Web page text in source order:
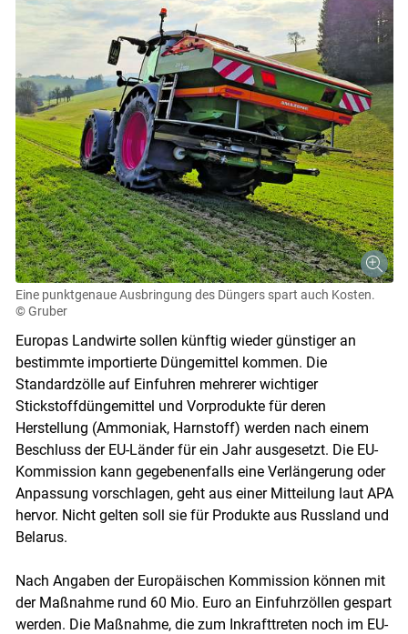
Skip to main content
Eine punktgenaue Ausbringung des Düngers spart auch Kosten.
© Gruber
Europas Landwirte sollen künftig wieder günstiger an
bestimmte importierte Düngemittel kommen. Die
Standardzölle auf Einfuhren mehrerer wichtiger
Stickstoffdüngemittel und Vorprodukte für deren
Herstellung (Ammoniak, Harnstoff) werden nach einem
Beschluss der EU-Länder für ein Jahr ausgesetzt. Die EU-
Kommission kann gegebenenfalls eine Verlängerung oder
Anpassung vorschlagen, geht aus einer Mitteilung laut APA
hervor. Nicht gelten soll sie für Produkte aus Russland und
Belarus.
Nach Angaben der Europäischen Kommission können mit
der Maßnahme rund 60 Mio. Euro an Einfuhrzöllen gespart
werden. Die Maßnahme, die zum Inkrafttreten noch im EU-